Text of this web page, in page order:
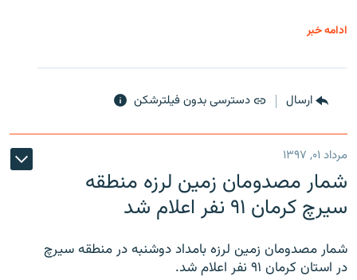
ادامه خبر
ارسال دسترسی بدون فیلترشکن
مرداد ۰۱, ۱۳۹۷
شمار مصدومان زمین لرزه منطقه
سیرچ کرمان ۹۱ نفر اعلام شد
شمار مصدومان زمین لرزه بامداد دوشنبه در منطقه سیرچ
در استان کرمان ۹۱ نفر اعلام شد.